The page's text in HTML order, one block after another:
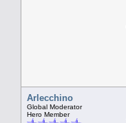
Arlecchino
Global Moderator
Hero Member